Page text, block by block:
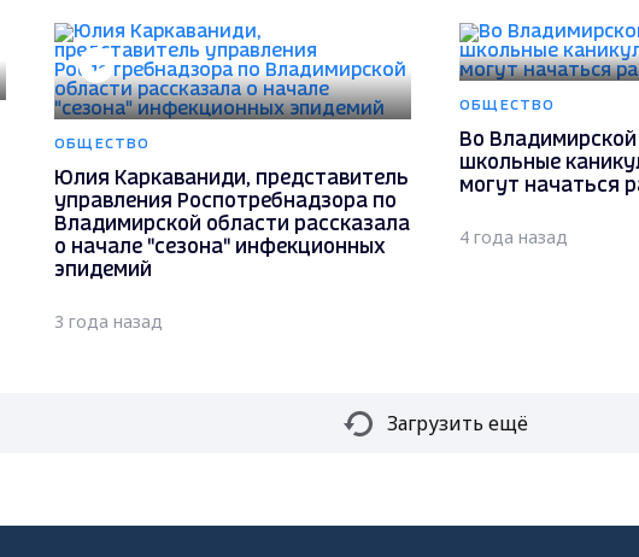
ОБЩЕСТВО
Юлия Каркаваниди, представитель
управления Роспотребнадзора по
Владимирской области рассказала
о начале "сезона" инфекционных
эпидемий
3 года назад
ОБЩЕСТВО
Во Владимирской
школьные
могут начаться
4 года назад
Загрузить ещё